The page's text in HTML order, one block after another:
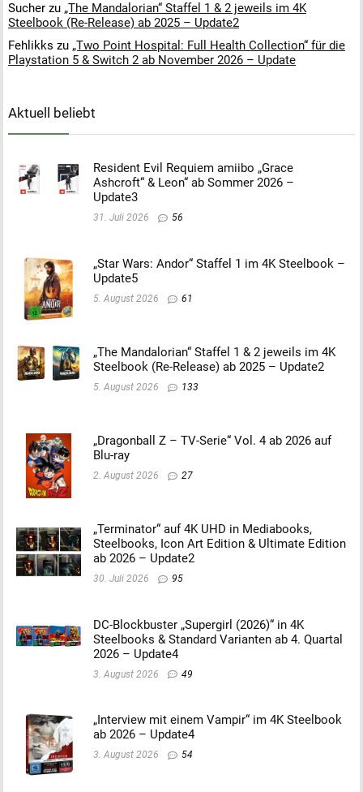
Sucher zu „The Mandalorian“ Staffel 1 & 2 jeweils im 4K
Steelbook (Re-Release) ab 2025 – Update2
Fehlikks zu „Two Point Hospital: Full Health Collection“ für die
Playstation 5 & Switch 2 ab November 2026 – Update
Aktuell beliebt
Resident Evil Requiem amiibo „Grace
Ashcroft“ & Leon“ ab Sommer 2026 –
Update3
31. Juli 2026 56
„Star Wars: Andor“ Staffel 1 im 4K Steelbook –
Update5
5. August 2026 61
„The Mandalorian“ Staffel 1 & 2 jeweils im 4K
Steelbook (Re-Release) ab 2025 – Update2
5. August 2026 133
„Dragonball Z – TV-Serie“ Vol. 4 ab 2026 auf
Blu-ray
2. August 2026 27
„Terminator“ auf 4K UHD in Mediabooks,
Steelbooks, Icon Art Edition & Ultimate Edition
ab 2026 – Update2
30. Juli 2026 95
DC-Blockbuster „Supergirl (2026)“ in 4K
Steelbooks & Standard Varianten ab 4. Quartal
2026 – Update4
3. August 2026 49
„Interview mit einem Vampir“ im 4K Steelbook
ab 2026 – Update4
3. August 2026 54